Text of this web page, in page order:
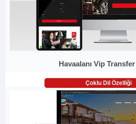
Havaalanı Vip
Çoklu Dil Özelliği